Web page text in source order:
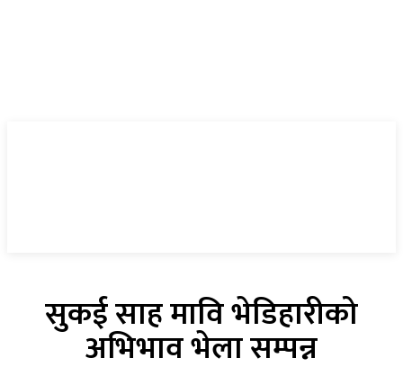
सुकई साह मावि भेडिहारीको
अभिभाव भेला सम्पन्न